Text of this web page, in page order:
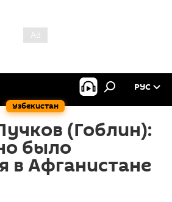
Узбекистан
РУС
(Гоблин):
было
в Афганистане